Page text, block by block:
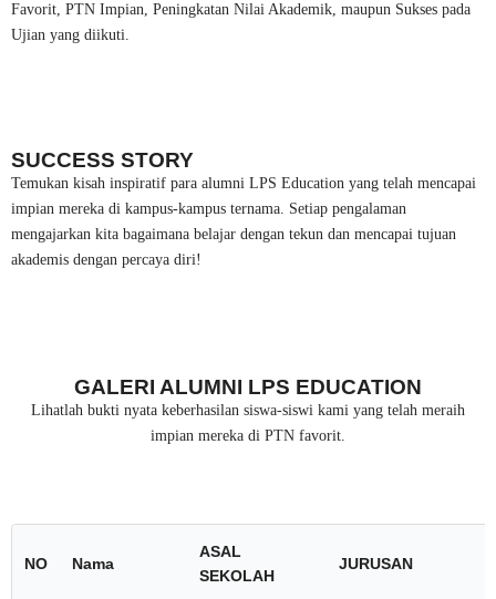
Favorit, PTN Impian, Peningkatan Nilai Akademik, maupun Sukses pada
Ujian yang diikuti.
SUCCESS STORY
Temukan kisah inspiratif para alumni LPS Education yang telah mencapai
impian mereka di kampus-kampus ternama. Setiap pengalaman
mengajarkan kita bagaimana belajar dengan tekun dan mencapai tujuan
akademis dengan percaya diri!
GALERI ALUMNI LPS EDUCATION
Lihatlah bukti nyata keberhasilan siswa-siswi kami yang telah meraih
impian mereka di PTN favorit.
NO Nama
ASAL
SEKOLAH
JURUSAN